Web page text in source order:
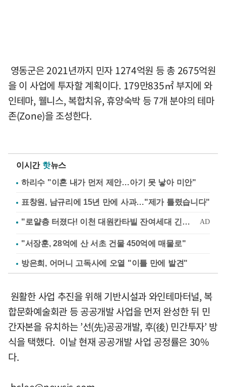
영동군은 2021년까지 민자 1274억원 등 총 2675억원
을 이 사업에 투자할 계획이다. 179만835㎡ 부지에 와
인테마, 웰니스, 복합치유, 휴양숙박 등 7개 분야의 테마
존(Zone)을 조성한다.
이시간 핫뉴스
하리수 "이혼 내가 먼저 제안…아기 못 낳아 미안"
표창원, 남규리에 15년 만에 사과…"제가 틀렸습니다"
"서장훈, 28억에 산 서초 건물 450억에 매물로"
방은희, 어머니 고독사에 오열 "이틀 만에 발견"
원활한 사업 추진을 위해 기반시설과 와인테마터널, 복
합문화예술회관 등 공공개발 사업을 먼저 완성한 뒤 민
간자본을 유치하는 ’선(先)공공개발, 후(後) 민간투자’ 방
식을 택했다. 이날 현재 공공개발 사업 공정률은 30%
다.